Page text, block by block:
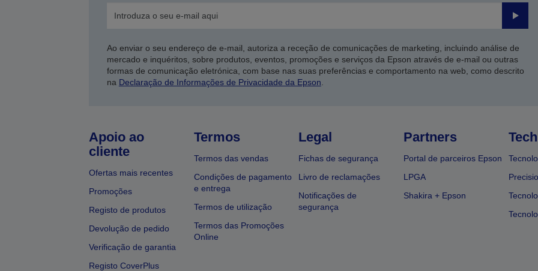
Enviar
Ao enviar o seu endereço de e-mail, autoriza a receção de comunicações de marketing, incluindo análise de
mercado e inquéritos, sobre produtos, eventos, promoções e serviços da Epson através de e-mail ou outras
formas de comunicação eletrónica, com base nas suas preferências e comportamento na web, como descrito
na Declaração de Informações de Privacidade da Epson
Apoio ao
cliente
Ofertas mais recentes
Promoções
Registo de produtos
Devolução de pedido
Verificação de garantia
Registo CoverPlus
Termos
Termos das vendas
Condições de pagamento
e entrega
Termos de utilização
Termos das Promoções
Online
Legal
Fichas de segurança
Livro de reclamações
Notificações de
segurança
Partners
Portal de parceiros Epson
LPGA
Shakira + Epson